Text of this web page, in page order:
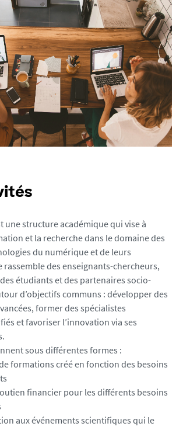
une structure académique qui vise à
et la recherche dans le domaine des
du numérique et de leurs
rassemble des enseignants-chercheurs,
étudiants et des partenaires socio-
d’objectifs communs : développer des
former des spécialistes
et favoriser l’innovation via ses
sous différentes formes :
formations créé en fonction des besoins
financier pour les différents besoins
aux événements scientifiques qui le